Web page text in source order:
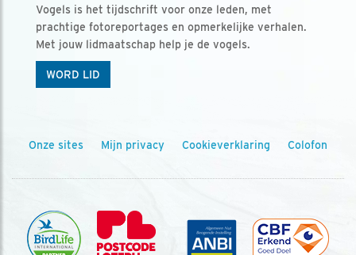
Vogels is het tijdschrift voor onze leden, met
prachtige fotoreportages en opmerkelijke verhalen.
Met jouw lidmaatschap help je de vogels.
WORD LID
Onze sites Mijn privacy Cookieverklaring Colofon